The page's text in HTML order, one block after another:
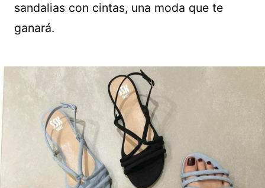
sandalias con cintas, una moda que te
ganará.